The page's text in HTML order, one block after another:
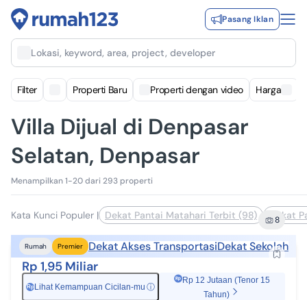
Pasang Iklan
Lokasi, keyword, area, project, developer
Filter Properti Baru Properti dengan video Harga
Villa Dijual di Denpasar
Selatan, Denpasar
Menampilkan 1-20 dari 293 properti
Kata Kunci Populer | Dekat Pantai Matahari Terbit (98) Dekat
8
Rumah Premier Dekat Akses TransportasiDekat Sekolah
Rp 1,95 Miliar
Rp Lihat Kemampuan Cicilan-mu ⓘ
Rp 12 Jutaan (Tenor 15
Tahun)